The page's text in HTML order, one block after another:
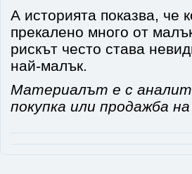
А историята показва, че
прекалено много от
рискът често става
най-малък.
Материалът е с
покупка или продажба